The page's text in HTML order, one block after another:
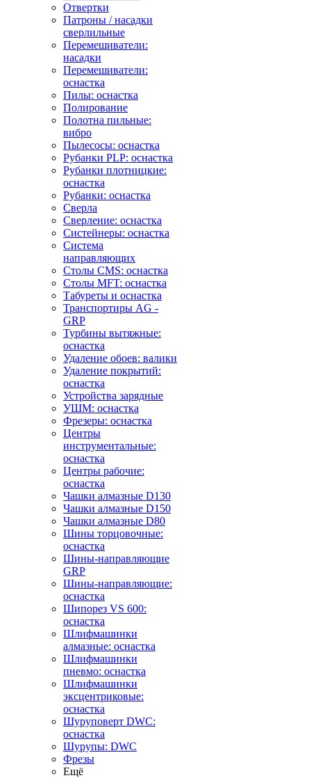
Отвертки
Патроны / насадки
сверлильные
Перемешиватели:
насадки
Перемешиватели:
оснастка
Пилы: оснастка
Полирование
Полотна пильные:
вибро
Пылесосы: оснастка
Рубанки PLP: оснастка
Рубанки плотницкие:
оснастка
Рубанки: оснастка
Сверла
Сверление: оснастка
Систейнеры: оснастка
Система
направляющих
Столы CMS: оснастка
Столы MFT: оснастка
Табуреты и оснастка
Транспортиры AG -
GRP
Турбины вытяжные:
оснастка
Удаление обоев: валики
Удаление покрытий:
оснастка
Устройства зарядные
УШМ: оснастка
Фрезеры: оснастка
Центры
инструментальные:
оснастка
Центры рабочие:
оснастка
Чашки алмазные D130
Чашки алмазные D150
Чашки алмазные D80
Шины торцовочные:
оснастка
Шины-направляющие
GRP
Шины-направляющие:
оснастка
Шипорез VS 600:
оснастка
Шлифмашинки
алмазные: оснастка
Шлифмашинки
пневмо: оснастка
Шлифмашинки
эксцентриковые:
оснастка
Шуруповерт DWC:
оснастка
Шурупы: DWC
Фрезы
Ещё